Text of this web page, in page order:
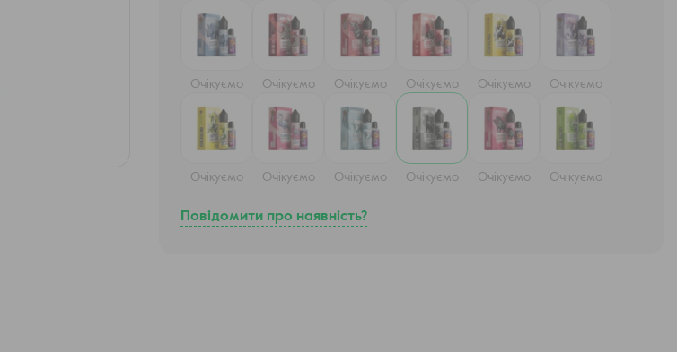
Очікуємо Очікуємо Очікуємо Очікуємо Очікуємо Очікуємо
Очікуємо Очікуємо Очікуємо Очікуємо Очікуємо Очікуємо
Повідомити про наявність?